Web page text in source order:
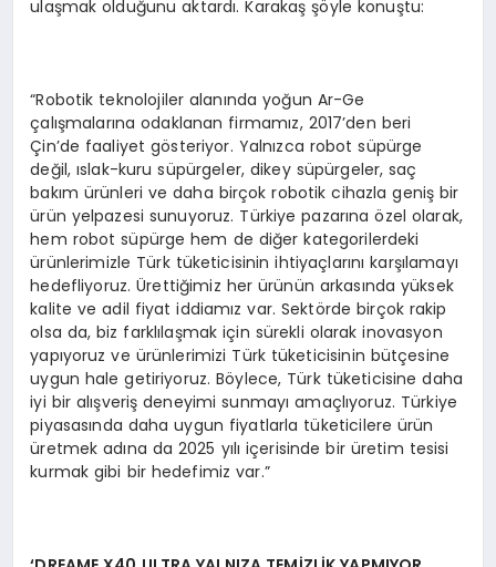
ulaşmak olduğunu aktardı. Karakaş şöyle konuştu:
“Robotik teknolojiler alanında yoğun Ar-Ge
çalışmalarına odaklanan firmamız, 2017’den beri
Çin’de faaliyet gösteriyor. Yalnızca robot süpürge
değil, ıslak-kuru süpürgeler, dikey süpürgeler, saç
bakım ürünleri ve daha birçok robotik cihazla geniş bir
ürün yelpazesi sunuyoruz. Türkiye pazarına özel olarak,
hem robot süpürge hem de diğer kategorilerdeki
ürünlerimizle Türk tüketicisinin ihtiyaçlarını karşılamayı
hedefliyoruz. Ürettiğimiz her ürünün arkasında yüksek
kalite ve adil fiyat iddiamız var. Sektörde birçok rakip
olsa da, biz farklılaşmak için sürekli olarak inovasyon
yapıyoruz ve ürünlerimizi Türk tüketicisinin bütçesine
uygun hale getiriyoruz. Böylece, Türk tüketicisine daha
iyi bir alışveriş deneyimi sunmayı amaçlıyoruz. Türkiye
piyasasında daha uygun fiyatlarla tüketicilere ürün
üretmek adına da 2025 yılı içerisinde bir üretim tesisi
kurmak gibi bir hedefimiz var.”